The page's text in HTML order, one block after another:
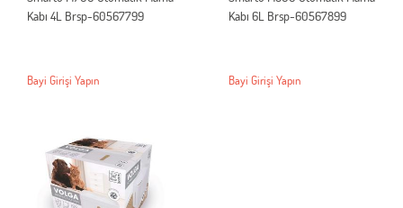
Kabı 4L Brsp-60567799
Bayi Girişi Yapın
Kabı 6L Brsp-60567899
Bayi Girişi Yapın